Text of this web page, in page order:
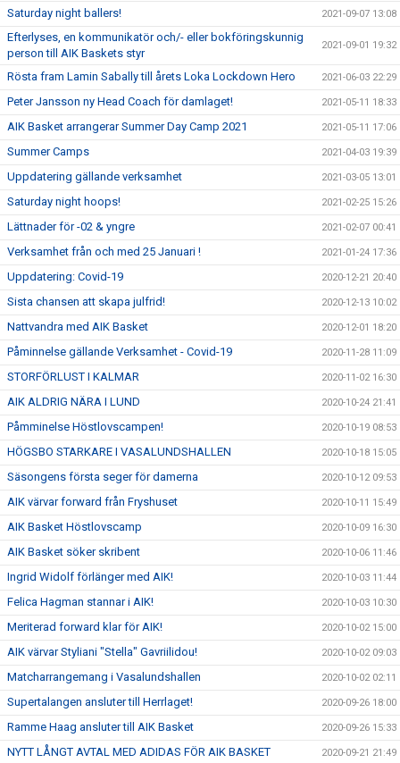
Saturday night ballers! 2021-09-07 13:08
Efterlyses, en kommunikatör och/- eller bokföringskunnig
person till AIK Baskets styr
2021-09-01 19:32
Rösta fram Lamin Sabally till årets Loka Lockdown Hero 2021-06-03 22:29
Peter Jansson ny Head Coach för damlaget! 2021-05-11 18:33
AIK Basket arrangerar Summer Day Camp 2021 2021-05-11 17:06
Summer Camps 2021-04-03 19:39
Uppdatering gällande verksamhet 2021-03-05 13:01
Saturday night hoops! 2021-02-25 15:26
Lättnader för -02 & yngre 2021-02-07 00:41
Verksamhet från och med 25 Januari ! 2021-01-24 17:36
Uppdatering: Covid-19 2020-12-21 20:40
Sista chansen att skapa julfrid! 2020-12-13 10:02
Nattvandra med AIK Basket 2020-12-01 18:20
Påminnelse gällande Verksamhet - Covid-19 2020-11-28 11:09
STORFÖRLUST I KALMAR 2020-11-02 16:30
AIK ALDRIG NÄRA I LUND 2020-10-24 21:41
Påmminelse Höstlovscampen! 2020-10-19 08:53
HÖGSBO STARKARE I VASALUNDSHALLEN 2020-10-18 15:05
Säsongens första seger för damerna 2020-10-12 09:53
AIK värvar forward från Fryshuset 2020-10-11 15:49
AIK Basket Höstlovscamp 2020-10-09 16:30
AIK Basket söker skribent 2020-10-06 11:46
Ingrid Widolf förlänger med AIK! 2020-10-03 11:44
Felica Hagman stannar i AIK! 2020-10-03 10:30
Meriterad forward klar för AIK! 2020-10-02 15:00
AIK värvar Styliani "Stella" Gavriilidou! 2020-10-02 09:03
Matcharrangemang i Vasalundshallen 2020-10-02 02:11
Supertalangen ansluter till Herrlaget! 2020-09-26 18:00
Ramme Haag ansluter till AIK Basket 2020-09-26 15:33
NYTT LÅNGT AVTAL MED ADIDAS FÖR AIK BASKET 2020-09-21 21:49